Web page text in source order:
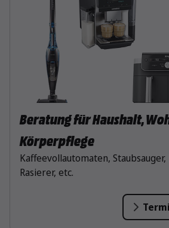
Beratung für Haushalt,
Körperpflege
Kaffeevollautomaten,
Rasierer, etc.